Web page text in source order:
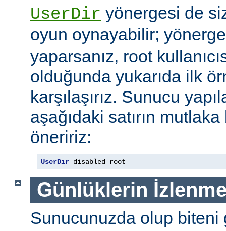
UserDir yönergesi de
oyun oynayabilir;
yaparsanız, root
olduğunda yukarıda ilk
karşılaşırız. Sunucu
aşağıdaki satırın mutlaka
öneririz:
UserDir disabled root
Günlüklerin
Sunucunuzda olup